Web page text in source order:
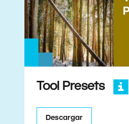
Tool Presets
Descargar